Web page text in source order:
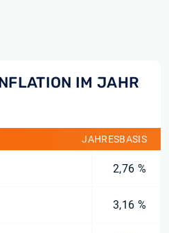
IM JAHR
JAHRESBASIS
2,76 %
3,16 %